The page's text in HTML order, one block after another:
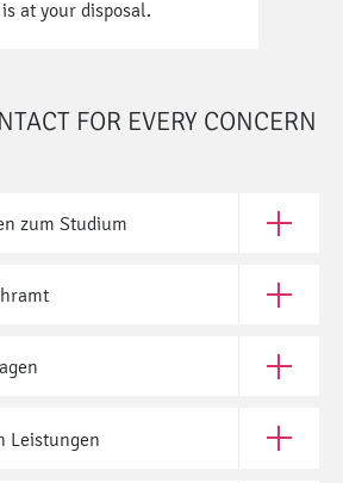
is at your disposal.
FOR EVERY CONCERN
zum Studium Open
Open
Open
Leistungen Open